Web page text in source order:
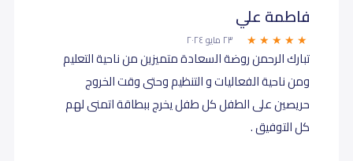
فاطمة علي
٢٣ مايو ٢٠٢٤
تبارك الرحمن روضة السعادة متميزين من ناحية التعليم
ومن ناحية الفعاليات و التنظيم وحتى وقت الخروج
حريصين على الطفل كل طفل يخرج ببطاقة اتمنى لهم
كل التوفيق .